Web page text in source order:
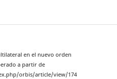
en el nuevo orden
a partir de
orbis/article/view/174